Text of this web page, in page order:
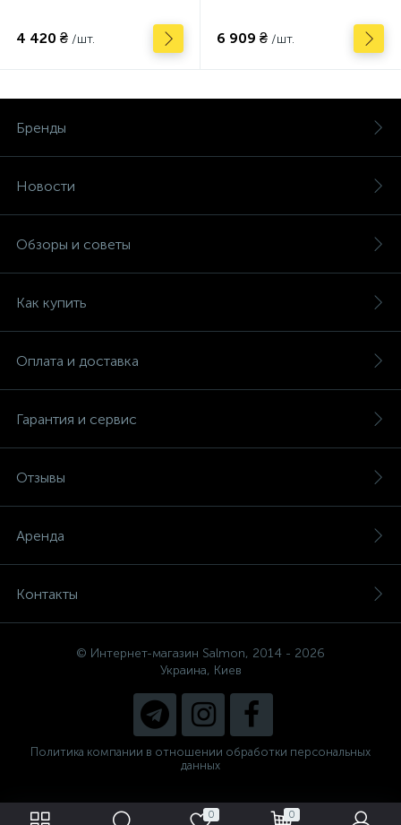
0 0
4 420 ₴ /шт. 6 909 ₴ /шт.
Бренды
Новости
Обзоры и советы
Как купить
Оплата и доставка
Гарантия и сервис
Отзывы
Аренда
Контакты
© Интернет-магазин Salmon, 2014 - 2026
Украина, Киев
Политика компании в отношении обработки персональных
данных